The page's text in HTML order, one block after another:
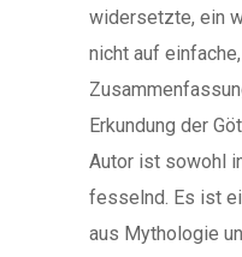
widersetzte, ein
nicht auf
Erkundung der
Autor ist sowohl
fesselnd. Es ist
aus Mythologie